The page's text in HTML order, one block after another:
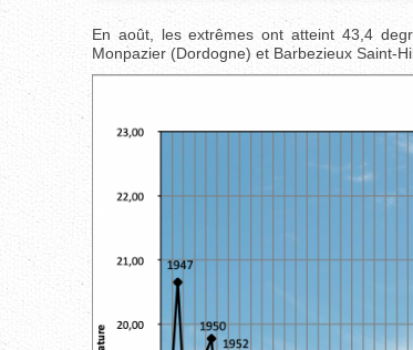
En août, les extrêmes ont atteint 43,4
Monpazier (Dordogne) et Barbezieux Saint-